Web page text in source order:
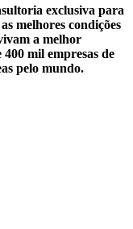
exclusiva para
melhores condições
a melhor
mil empresas de
pelo mundo.